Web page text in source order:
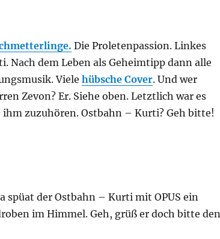
Die Proletenpassion. Linkes
Nach dem Leben als Geheimtipp dann alle
Viele hübsche Cover. Und wer
Zevon? Er. Siehe oben. Letztlich war es
zuzuhören. Ostbahn – Kurti? Geh bitte!
spüat der Ostbahn – Kurti mit OPUS ein
im Himmel. Geh, grüß er doch bitte den